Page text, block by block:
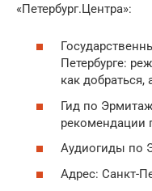
«Петербург.Центра»:
Петербурге:
как добраться,
Гид по
рекомендации
Аудиогиды по
Адрес: Санкт-